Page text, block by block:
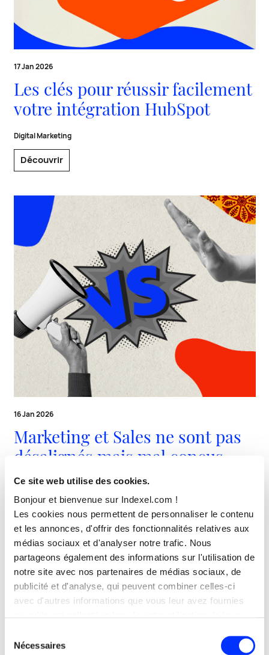
Ce site web utilise des cookies.
Bonjour et bienvenue sur Indexel.com !
Les cookies nous permettent de personnaliser le contenu
et les annonces, d'offrir des fonctionnalités relatives aux
médias sociaux et d'analyser notre trafic. Nous
partageons également des informations sur l'utilisation de
notre site avec nos partenaires de médias sociaux, de
publicité et d'analyse, qui peuvent combiner celles-ci
avec d'autres informations que vous leur avez fournies
Nécessaires
17 Jan 2026
Les clés pour réussir facilement
votre intégration HubSpot
Digital Marketing
Découvrir
16 Jan 2026
Marketing et Sales ne sont pas
désalignés mais mal conçus
pour travailler ensemble.
Digital Marketing
Découvrir